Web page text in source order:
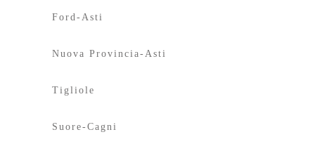
Ford-Asti
Nuova Provincia-Asti
Tigliole
Suore-Cagni